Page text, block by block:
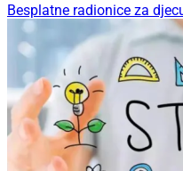
Besplatne radionice za